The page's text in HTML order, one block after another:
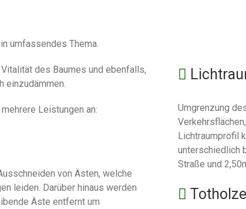
umfassendes Thema.
des Baumes und ebenfalls,
einzudämmen.
Leistungen an:
von Ästen, welche
leiden. Darüber hinaus werden
Äste entfernt um
Umgrenzung
Lichtraumprofil
unterschiedlich
Straße und